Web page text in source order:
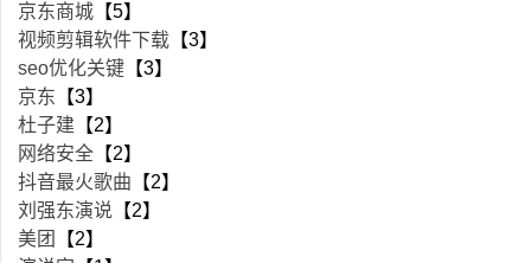
京东商城 【5】
视频剪辑软件下载 【3】
seo优化关键 【3】
京东 【3】
杜子建 【2】
网络安全 【2】
抖音最火歌曲 【2】
刘强东演说 【2】
美团
【2】